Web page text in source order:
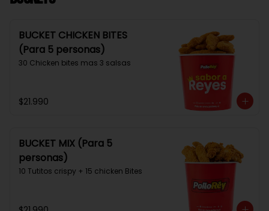
BUCKET CHICKEN BITES
(Para 5 personas)
30 Chicken bites mas 3 salsas
$21.990
BUCKET MIX (Para 5
personas)
10 Tutitos crispy + 15 chicken Bites